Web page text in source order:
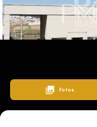
Fotos